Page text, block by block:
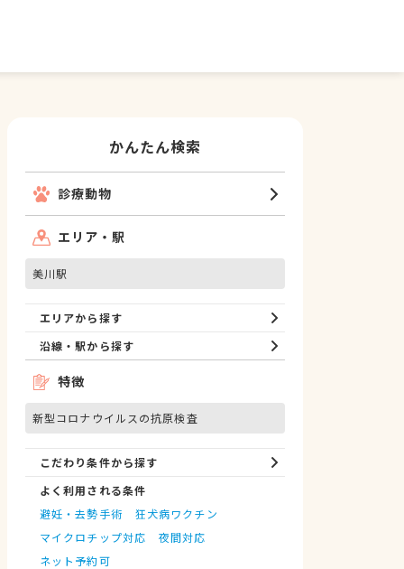
かんたん検索
診療動物
エリア・駅
美川駅
エリアから探す
沿線・駅から探す
特徴
新型コロナウイルスの抗原検査
こだわり条件から探す
よく利用される条件
避妊・去勢手術
狂犬病ワクチン
マイクロチップ対応
夜間対応
ネット予約可